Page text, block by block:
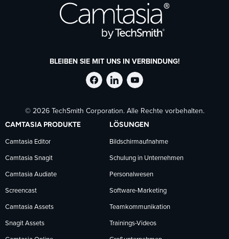
BLEIBEN SIE MIT UNS IN VERBINDUNG!
TechSmith
auf
Facebook
folgen
TechSmith
auf
LinkedIn
folgen
TechSmith
auf
YouTube
© 2026 TechSmith Corporation. Alle Rechte vorbehalten.
CAMTASIA PRODUKTE
Camtasia Editor
Camtasia Snagit
Camtasia Audiate
Screencast
Camtasia Assets
Snagit Assets
LÖSUNGEN
Bildschirmaufnahme
Schulung in Unternehmen
Personalwesen
Software-Marketing
Teamkommunikation
Trainings-Videos